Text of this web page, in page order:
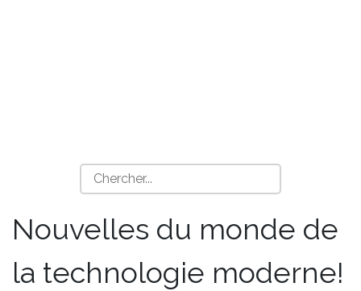
Nouvelles du monde de
la technologie moderne!